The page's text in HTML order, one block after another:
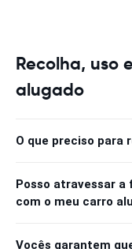
Recolha, uso
alugado
O que preciso para
Posso atravessar
com o meu carro
Vocês garantem